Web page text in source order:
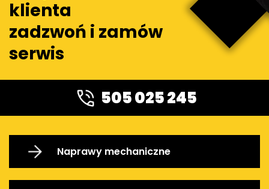
klienta
zadzwoń i zamów
serwis
505 025 245
Naprawy mechaniczne